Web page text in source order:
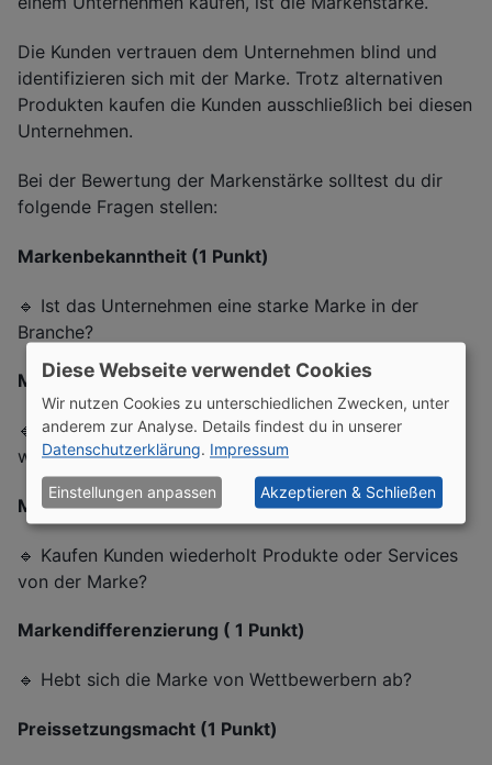
Die Kunden vertrauen dem Unternehmen blind und
identifizieren sich mit der Marke. Trotz alternativen
Produkten kaufen die Kunden ausschließlich bei diesen
Unternehmen.
Bei der Bewertung der Markenstärke solltest du dir
folgende Fragen stellen:
Markenbekanntheit (1 Punkt)
🔹 Ist das Unternehmen eine starke Marke in der
Branche?
Markenwahrnehmung (1 Punkt)
🔹 Wird die Marke in der Gesellschaft positiv
wahrgenommen?
Markenloyalität (1 Punkt)
🔹 Kaufen Kunden wiederholt Produkte oder Services
von der Marke?
Markendifferenzierung ( 1 Punkt)
🔹 Hebt sich die Marke von Wettbewerbern ab?
Preissetzungsmacht (1 Punkt)
Diese Webseite verwendet Cookies
Wir nutzen Cookies zu unterschiedlichen Zwecken, unter
anderem zur Analyse. Details findest du in unserer
Datenschutzerklärung. Impressum
Einstellungen anpassen Akzeptieren & Schließen